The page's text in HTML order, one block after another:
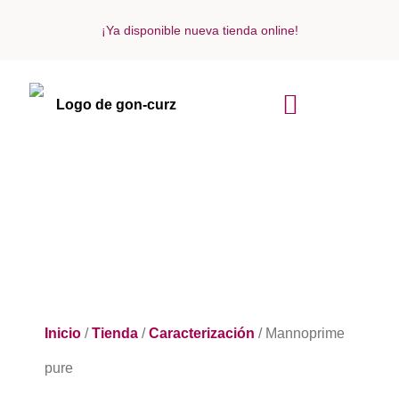
¡Ya disponible nueva tienda online!
Inicio /Tienda /Caracterización / Mannoprime
pure